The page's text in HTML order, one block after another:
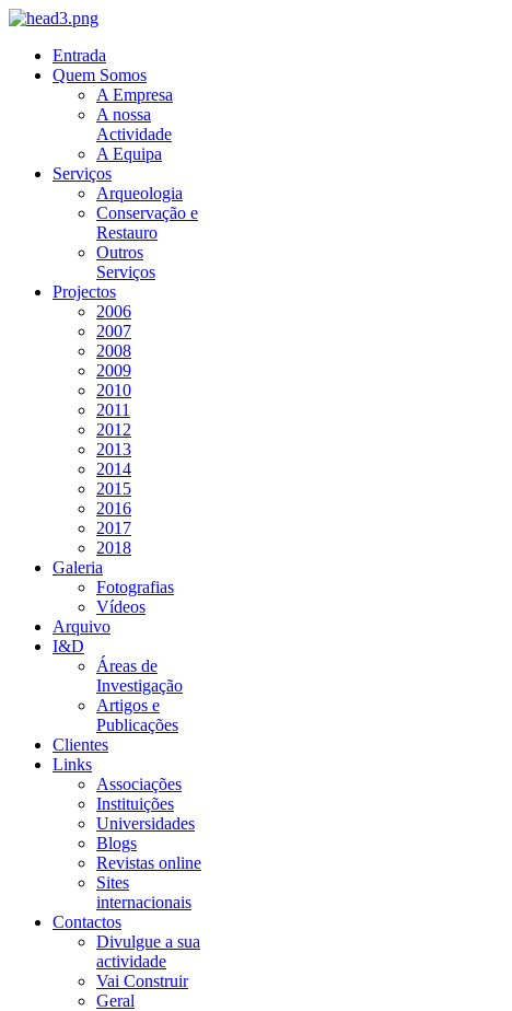
Entrada
Quem Somos
A Empresa
A nossa
Actividade
A Equipa
Serviços
Arqueologia
Conservação e
Restauro
Outros
Serviços
Projectos
2006
2007
2008
2009
2010
2011
2012
2013
2014
2015
2016
2017
2018
Galeria
Fotografias
Vídeos
Arquivo
I&D
Áreas de
Investigação
Artigos e
Publicações
Clientes
Links
Associações
Instituições
Universidades
Blogs
Revistas online
Sites
internacionais
Contactos
Divulgue a sua
actividade
Vai Construir
Geral